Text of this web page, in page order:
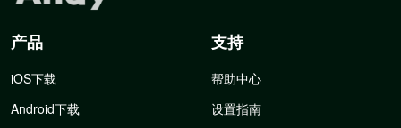
产品
iOS下载
Android下载
支持
帮助中心
设置指南